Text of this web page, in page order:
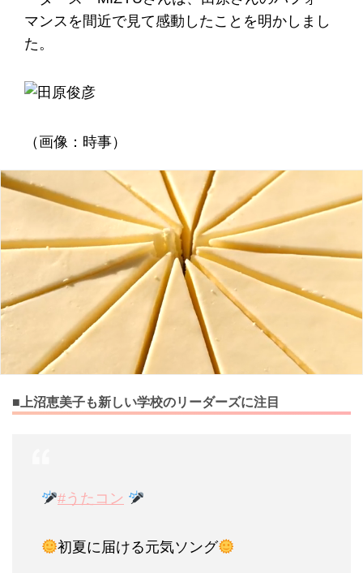
マンスを間近で見て感動したことを明かしまし
た。
（画像：時事）
■上沼恵美子も新しい学校のリーダーズに注目
#うたコン
初夏に届ける元気ソング